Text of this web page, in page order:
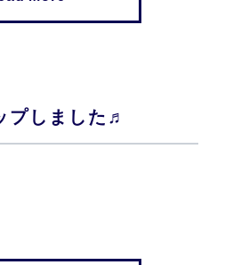
プしました♬